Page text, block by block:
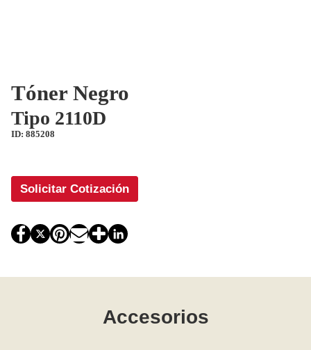
Tóner Negro
Tipo 2110D
ID: 885208
Solicitar Cotización
Accesorios